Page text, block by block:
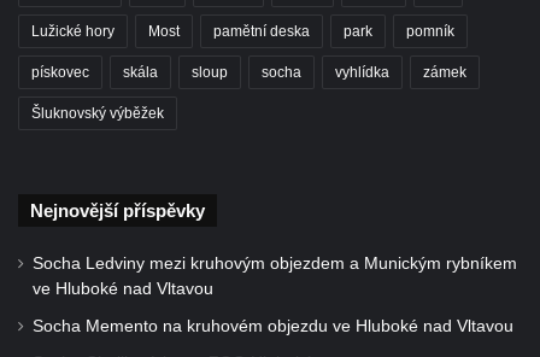
Kříž u polní cesty mezi Šluknovem a
Rychnově u Jablonce nad Nisou
Boží muka Anděl strážce v Kostelní ulici v
Rychnově u Jablonce nad Nisou
Centrální kříž bývalého hřbitova u kostela
Lužické hory Most pamětní deska park pomník
pískovec skála sloup socha vyhlídka zámek
Šluknovský výběžek
Nejnovější příspěvky
Socha Ledviny mezi kruhovým objezdem a Munickým rybníkem
ve Hluboké nad Vltavou
Socha Memento na kruhovém objezdu ve Hluboké nad Vltavou